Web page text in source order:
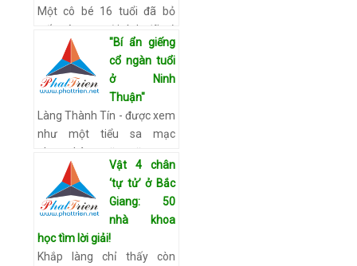
Một cô bé 16 tuổi đã bỏ
trốn cùng người tình đã có
vợ. Kết quả, cô gái bị chính
người nhà giết hại rồi đốt
xác. Sự việc đau lòng này
Xem chi tiết
"Bí ẩn giếng
cổ ngàn tuổi
ở Ninh
Thuận"
Làng Thành Tín - được xem
như một tiểu sa mạc
nhưng hàng trăm năm nay,
cánh đồng làng vẫn xanh
tốt như một biệt lệ của tự
nhiên nhờ hai giếng cổ ở
Xem chi tiết
Vật 4 chân
‘tự tử’ ở Bắc
Giang: 50
nhà khoa
học tìm lời giải!
Khắp làng chỉ thấy còn